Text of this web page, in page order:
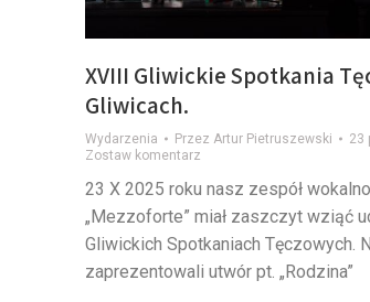
XVIII Gliwickie Spotkania
Gliwicach.
Wydarzenia Przez Artur Pietruszewski
23
Zostaw komentarz
23 X 2025 roku nasz zespół
„Mezzoforte” miał zaszczyt wziąć
Gliwickich Spotkaniach Tęczowych.
zaprezentowali utwór pt. „Rodzina”